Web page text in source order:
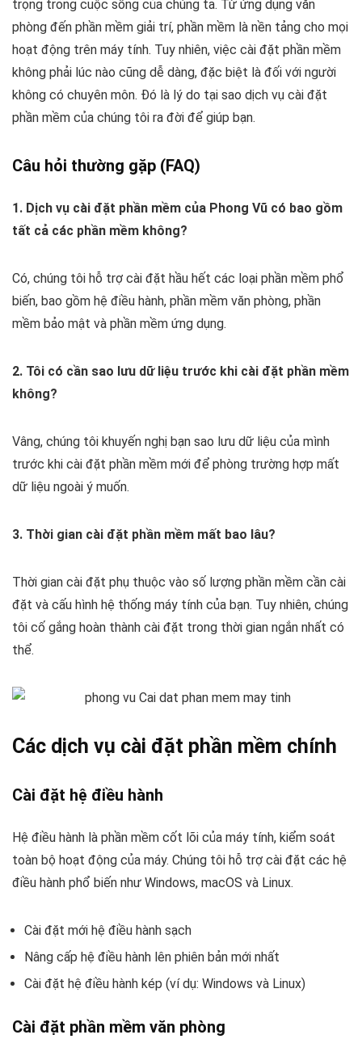
trọng trong cuộc sống của chúng ta. Từ ứng dụng văn
phòng đến phần mềm giải trí, phần mềm là nền tảng cho mọi
hoạt động trên máy tính. Tuy nhiên, việc cài đặt phần mềm
không phải lúc nào cũng dễ dàng, đặc biệt là đối với người
không có chuyên môn. Đó là lý do tại sao dịch vụ cài đặt
phần mềm của chúng tôi ra đời để giúp bạn.
Câu hỏi thường gặp (FAQ)
1. Dịch vụ cài đặt phần mềm của Phong Vũ có bao gồm
tất cả các phần mềm không?
Có, chúng tôi hỗ trợ cài đặt hầu hết các loại phần mềm phổ
biến, bao gồm hệ điều hành, phần mềm văn phòng, phần
mềm bảo mật và phần mềm ứng dụng.
2. Tôi có cần sao lưu dữ liệu trước khi cài đặt phần mềm
không?
Vâng, chúng tôi khuyến nghị bạn sao lưu dữ liệu của mình
trước khi cài đặt phần mềm mới để phòng trường hợp mất
dữ liệu ngoài ý muốn.
3. Thời gian cài đặt phần mềm mất bao lâu?
Thời gian cài đặt phụ thuộc vào số lượng phần mềm cần cài
đặt và cấu hình hệ thống máy tính của bạn. Tuy nhiên, chúng
tôi cố gắng hoàn thành cài đặt trong thời gian ngắn nhất có
thể.
Các dịch vụ cài đặt phần mềm chính
Cài đặt hệ điều hành
Hệ điều hành là phần mềm cốt lõi của máy tính, kiểm soát
toàn bộ hoạt động của máy. Chúng tôi hỗ trợ cài đặt các hệ
điều hành phổ biến như Windows, macOS và Linux.
Cài đặt mới hệ điều hành sạch
Nâng cấp hệ điều hành lên phiên bản mới nhất
Cài đặt hệ điều hành kép (ví dụ: Windows và Linux)
Cài đặt phần mềm văn phòng